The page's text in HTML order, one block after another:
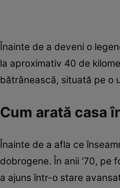
Înainte de a deveni o
la aproximativ 40 de
bătrânească, situată pe o
Cum arată casa
Înainte de a afla ce
dobrogene. În anii '70, pe
a ajuns într-o stare